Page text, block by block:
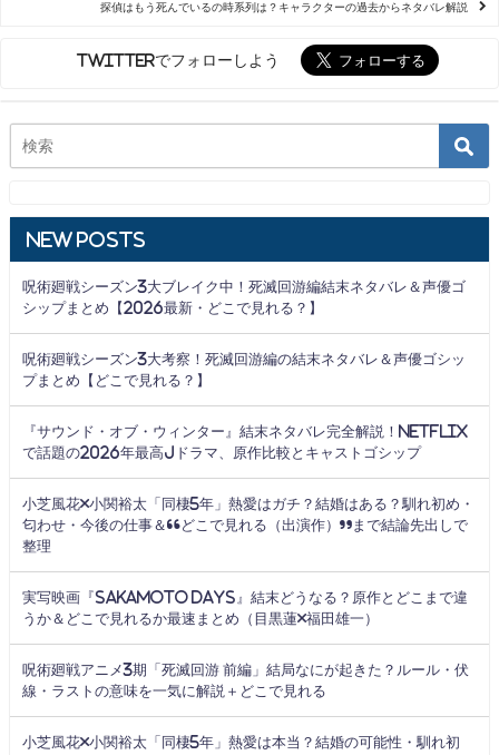
探偵はもう死んでいるの時系列は？キャラクターの過去からネタバレ解説
Twitterでフォローしよう
New Posts
呪術廻戦シーズン3大ブレイク中！死滅回游編結末ネタバレ＆声優ゴ
シップまとめ【2026最新・どこで見れる？】
呪術廻戦シーズン3大考察！死滅回游編の結末ネタバレ＆声優ゴシッ
プまとめ【どこで見れる？】
『サウンド・オブ・ウィンター』結末ネタバレ完全解説！Netflix
で話題の2026年最高Jドラマ、原作比較とキャストゴシップ
小芝風花×小関裕太「同棲5年」熱愛はガチ？結婚はある？馴れ初め・
匂わせ・今後の仕事＆“どこで見れる（出演作）”まで結論先出しで
整理
実写映画『SAKAMOTO DAYS』結末どうなる？原作とどこまで違
うか＆どこで見れるか最速まとめ（目黒蓮×福田雄一）
呪術廻戦アニメ3期「死滅回游 前編」結局なにが起きた？ルール・伏
線・ラストの意味を一気に解説＋どこで見れる
小芝風花×小関裕太「同棲5年」熱愛は本当？結婚の可能性・馴れ初